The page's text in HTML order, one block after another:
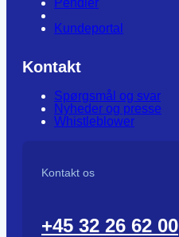
Pendler
Kundeportal
Kontakt
Spørgsmål og svar
Nyheder og presse
Whistleblower
Kontakt os
+45 32 26 62 00